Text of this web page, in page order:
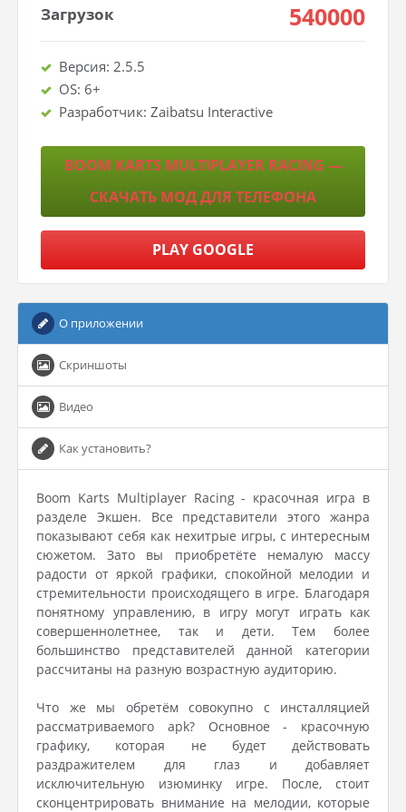
Загрузок 540000
Версия: 2.5.5
OS: 6+
Разработчик: Zaibatsu Interactive
BOOM KARTS MULTIPLAYER RACING —
СКАЧАТЬ МОД ДЛЯ ТЕЛЕФОНА
PLAY GOOGLE
О приложении
Скриншоты
Видео
Как установить?
Boom Karts Multiplayer Racing - красочная игра в
разделе Экшен. Все представители этого жанра
показывают себя как нехитрые игры, с интересным
сюжетом. Зато вы приобретёте немалую массу
радости от яркой графики, спокойной мелодии и
стремительности происходящего в игре. Благодаря
понятному управлению, в игру могут играть как
совершеннолетнее, так и дети. Тем более
большинство представителей данной категории
рассчитаны на разную возрастную аудиторию.
Что же мы обретём совокупно с инсталляцией
рассматриваемого apk? Основное - красочную
графику, которая не будет действовать
раздражителем для глаз и добавляет
исключительную изюминку игре. После, стоит
сконцентрировать внимание на мелодии, которые